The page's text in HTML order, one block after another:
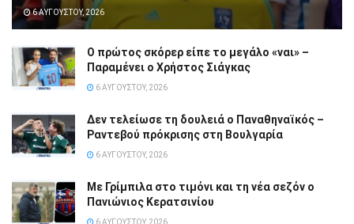
6 ΑΥΓΟΎΣΤΟΥ, 2026
Ο πρώτος σκόρερ είπε το μεγάλο «ναι» –
Παραμένει ο Χρήστος Σιάγκας
6 ΑΥΓΟΎΣΤΟΥ, 2026
Δεν τελείωσε τη δουλειά ο Παναθηναϊκός –
Ραντεβού πρόκρισης στη Βουλγαρία
6 ΑΥΓΟΎΣΤΟΥ, 2026
Με Γρίμπιλα στο τιμόνι και τη νέα σεζόν ο
Πανιώνιος Κερατσινίου
6 ΑΥΓΟΎΣΤΟΥ, 2026